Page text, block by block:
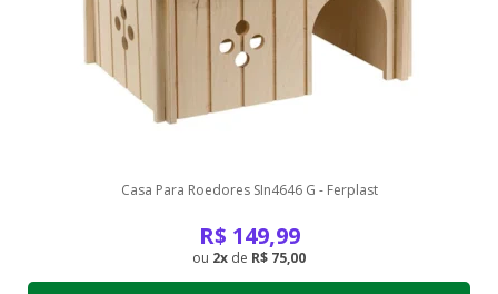
Casa Para Roedores SIn4646 G - Ferplast
R$ 149,99
2 de R$ 75,00